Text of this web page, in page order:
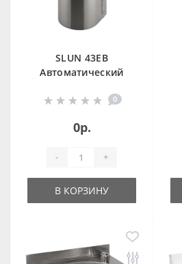
SLUN 43EB
Автоматический
питьевой фонтан, 6
0
0р.
- +
В КОРЗИНУ